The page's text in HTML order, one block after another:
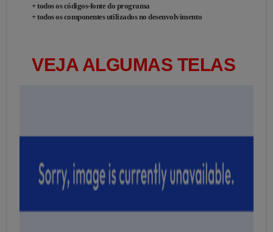
+ todos os códigos-fonte do programa
+ todos os componentes utilizados no desenvolvimento
VEJA ALGUMAS TELAS